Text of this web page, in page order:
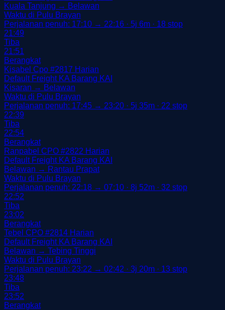
Kuala Tanjung → Belawan
Waktu di Pulu Brayan
Perjalanan penuh: 17:10 → 22:16 · 5j 6m · 18 stop
21:49
Tiba
21:51
Berangkat
Kisabel Cpo #2817 Harian
Default Freight KA Barang KAI
Kisaran → Belawan
Waktu di Pulu Brayan
Perjalanan penuh: 17:45 → 23:20 · 5j 35m · 22 stop
22:39
Tiba
22:54
Berangkat
Ranpabel CPO #2822 Harian
Default Freight KA Barang KAI
Belawan → Rantau Prapat
Waktu di Pulu Brayan
Perjalanan penuh: 22:18 → 07:10 · 8j 52m · 32 stop
22:52
Tiba
23:02
Berangkat
Tebel CPO #2814 Harian
Default Freight KA Barang KAI
Belawan → Tebing Tinggi
Waktu di Pulu Brayan
Perjalanan penuh: 23:22 → 02:42 · 3j 20m · 13 stop
23:48
Tiba
23:52
Berangkat